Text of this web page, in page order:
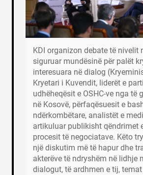
KDI organizon debate të nivelit
siguruar mundësinë për palët
interesuara në dialog
Kryetari i Kuvendit, liderët e
udhëheqësit e OSHC-ve nga të
në Kosovë, përfaqësuesit e
ndërkombëtare, analistët e
artikuluar publikisht qëndrimet
procesit të negociatave. Këto
një diskutim më të hapur dhe
akterëve të ndryshëm në lidhje
dialogut, të ardhmen e tij,